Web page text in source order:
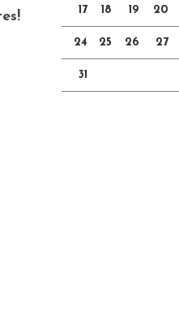
17 18 19 20
24 25 26 27
31